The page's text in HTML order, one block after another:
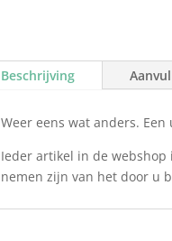
Beschrijving
Weer eens wat anders.
Ieder artikel in de
nemen zijn van het door u